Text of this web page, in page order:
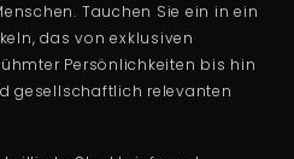
Tauchen Sie ein in ein
das von exklusiven
Persönlichkeiten bis hin
gesellschaftlich relevanten